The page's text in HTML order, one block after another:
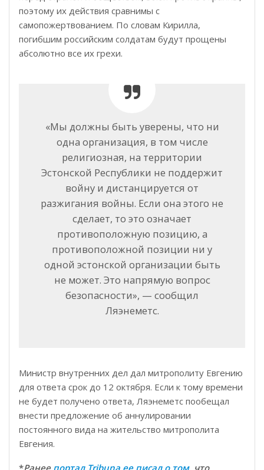
поэтому их действия сравнимы с
самопожертвованием. По словам Кирилла,
погибшим российским солдатам будут прощены
абсолютно все их грехи.
«Мы должны быть уверены, что ни
одна организация, в том числе
религиозная, на территории
Эстонской Республики не поддержит
войну и дистанцируется от
разжигания войны. Если она этого не
сделает, то это означает
противоположную позицию, а
противоположной позиции ни у
одной эстонской организации быть
не может. Это напрямую вопрос
безопасности», — сообщил
Ляэнеметс.
Министр внутренних дел дал митрополиту Евгению
для ответа срок до 12 октября. Если к тому времени
не будет получено ответа, Ляэнеметс пообещал
внести предложение об аннулировании
постоянного вида на жительство митрополита
Евгения.